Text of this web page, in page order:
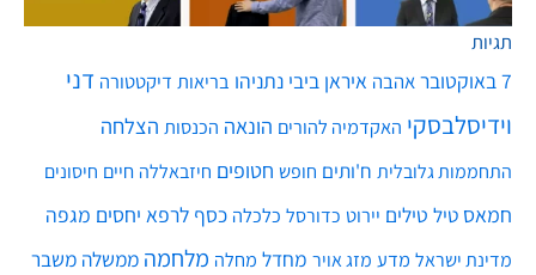
תגיות
7 באוקטובר אהבה איראן ביבי נתניהו בריאות דיקטטורה דני
וידיסלבסקי האקדמיה להורים הונאה הכנסות הצלחה
התחממות גלובלית ח'ותים חופש חטופים חיזבאללה חיים חיסונים
חמאס טיל טילים יירוט כדורסל כלכלה כסף לרפא יחסים מגפה
מדינת ישראל מדע מזג אויר מחדל מחלה מלחמה ממשלה משבר